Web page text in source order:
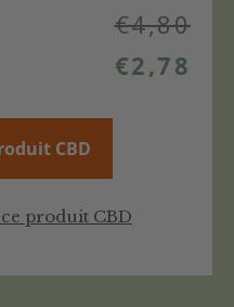
€4,80
€2,78
CBD
produit CBD